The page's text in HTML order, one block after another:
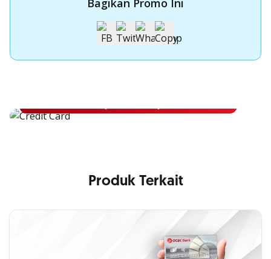
Bagikan Promo Ini
Apply Kartu Kredit OCBC NISP
Produk Terkait